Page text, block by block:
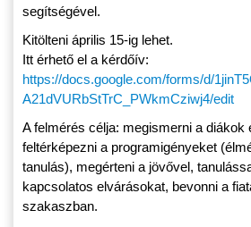
segítségével.
Kitölteni április 15-ig lehet.
Itt érhető el a kérdőív:
https://docs.google.com/forms/d/
A21dVURbStTrC_PWkmCziwj4/edit
A felmérés célja: megismerni a diákok
feltérképezni a programigényeket
tanulás), megérteni a jövővel,
kapcsolatos elvárásokat, bevonni a
szakaszban.